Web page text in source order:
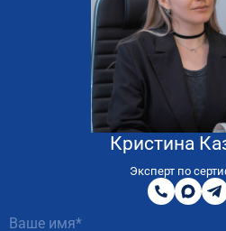
Кристина
Эксперт по
8
800
200
51
MAX